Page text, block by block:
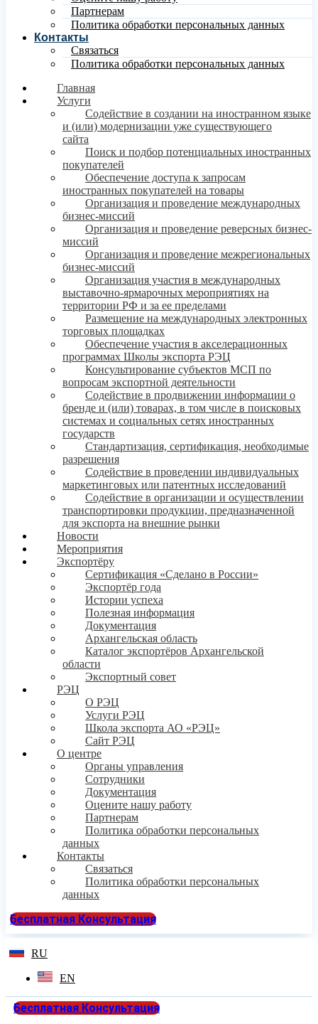
Партнерам
Политика обработки персональных данных
Контакты
Связаться
Политика обработки персональных данных
Главная
Услуги
Содействие в создании на иностранном языке
и (или) модернизации уже существующего
сайта
Поиск и подбор потенциальных иностранных
покупателей
Обеспечение доступа к запросам
иностранных покупателей на товары
Организация и проведение международных
бизнес-миссий
Организация и проведение реверсных бизнес-
миссий
Организация и проведение межрегиональных
бизнес-миссий
Организация участия в международных
выставочно-ярмарочных мероприятиях на
территории РФ и за ее пределами
Размещение на международных электронных
торговых площадках
Обеспечение участия в акселерационных
программах Школы экспорта РЭЦ
Консультирование субъектов МСП по
вопросам экспортной деятельности
Содействие в продвижении информации о
бренде и (или) товарах, в том числе в поисковых
системах и социальных сетях иностранных
государств
Стандартизация, сертификация, необходимые
разрешения
Содействие в проведении индивидуальных
маркетинговых или патентных исследований
Содействие в организации и осуществлении
транспортировки продукции, предназначенной
для экспорта на внешние рынки
Новости
Мероприятия
Экспортёру
Сертификация «Сделано в России»
Экспортёр года
Истории успеха
Полезная информация
Документация
Архангельская область
Каталог экспортёров Архангельской
области
Экспортный совет
РЭЦ
О РЭЦ
Услуги РЭЦ
Школа экспорта АО «РЭЦ»
Сайт РЭЦ
О центре
Органы управления
Сотрудники
Документация
Оцените нашу работу
Партнерам
Политика обработки персональных
данных
Контакты
Связаться
Политика обработки персональных
данных
Бесплатная Консультация
RU
EN
Бесплатная Консультация